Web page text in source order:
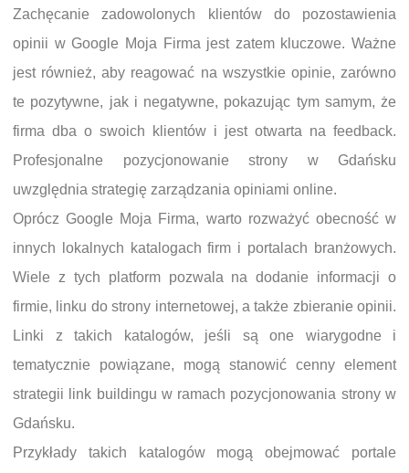
Zachęcanie zadowolonych klientów do pozostawienia
opinii w Google Moja Firma jest zatem kluczowe. Ważne
jest również, aby reagować na wszystkie opinie, zarówno
te pozytywne, jak i negatywne, pokazując tym samym, że
firma dba o swoich klientów i jest otwarta na feedback.
Profesjonalne pozycjonowanie strony w Gdańsku
uwzględnia strategię zarządzania opiniami online.
Oprócz Google Moja Firma, warto rozważyć obecność w
innych lokalnych katalogach firm i portalach branżowych.
Wiele z tych platform pozwala na dodanie informacji o
firmie, linku do strony internetowej, a także zbieranie opinii.
Linki z takich katalogów, jeśli są one wiarygodne i
tematycznie powiązane, mogą stanowić cenny element
strategii link buildingu w ramach pozycjonowania strony w
Gdańsku.
Przykłady takich katalogów mogą obejmować portale